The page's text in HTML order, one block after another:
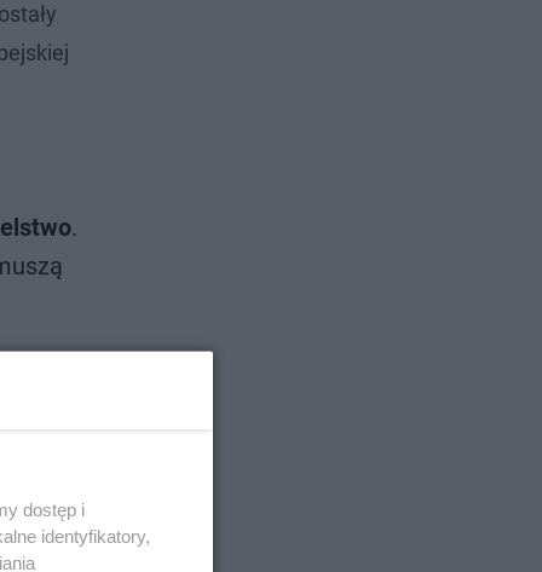
.
dostęp i
identyfikatory,